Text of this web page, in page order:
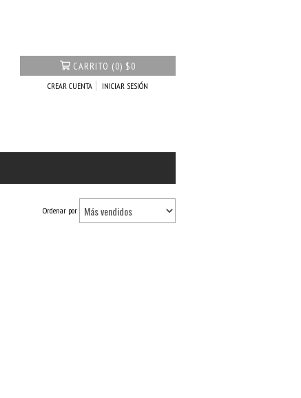
CARRITO (0) $0
CREAR CUENTA INICIAR SESIÓN
Ordenar por